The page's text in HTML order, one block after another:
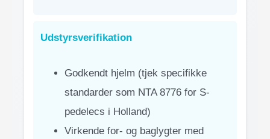
Udstyrsverifikation
Godkendt hjelm (tjek specifikke
standarder som NTA 8776 for S-
pedelecs i Holland)
Virkende for- og baglygter med